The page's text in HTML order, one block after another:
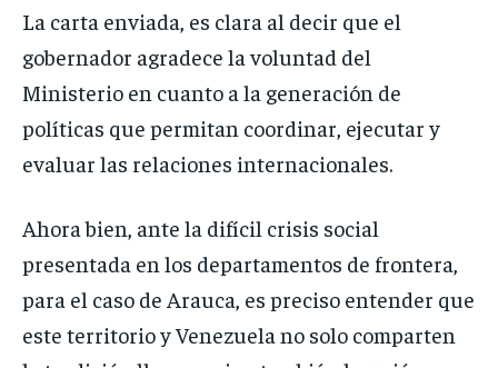
La carta enviada, es clara al decir que el
gobernador agradece la voluntad del
Ministerio en cuanto a la generación de
políticas que permitan coordinar, ejecutar y
evaluar las relaciones internacionales.
Ahora bien, ante la difícil crisis social
presentada en los departamentos de frontera,
para el caso de Arauca, es preciso entender que
este territorio y Venezuela no solo comparten